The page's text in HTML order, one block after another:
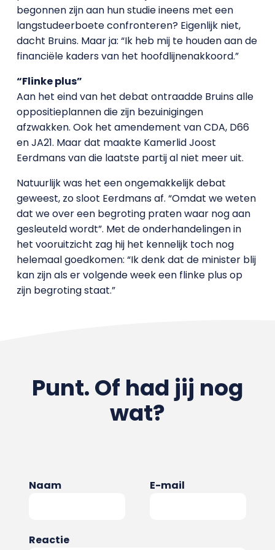
begonnen zijn aan hun studie ineens met een
langstudeerboete confronteren? Eigenlijk niet,
dacht Bruins. Maar ja: “Ik heb mij te houden aan de
financiële kaders van het hoofdlijnenakkoord.”
“Flinke plus”
Aan het eind van het debat ontraadde Bruins alle
oppositieplannen die zijn bezuinigingen
afzwakken. Ook het amendement van CDA, D66
en JA21. Maar dat maakte Kamerlid Joost
Eerdmans van die laatste partij al niet meer uit.
Natuurlijk was het een ongemakkelijk debat
geweest, zo sloot Eerdmans af. “Omdat we weten
dat we over een begroting praten waar nog aan
gesleuteld wordt”. Met de onderhandelingen in
het vooruitzicht zag hij het kennelijk toch nog
helemaal goedkomen: “Ik denk dat de minister blij
kan zijn als er volgende week een flinke plus op
zijn begroting staat.”
Punt. Of had jij nog
wat?
Naam E-mail
Reactie